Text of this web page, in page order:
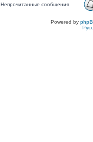
Непрочитанные сообщения
Powered by